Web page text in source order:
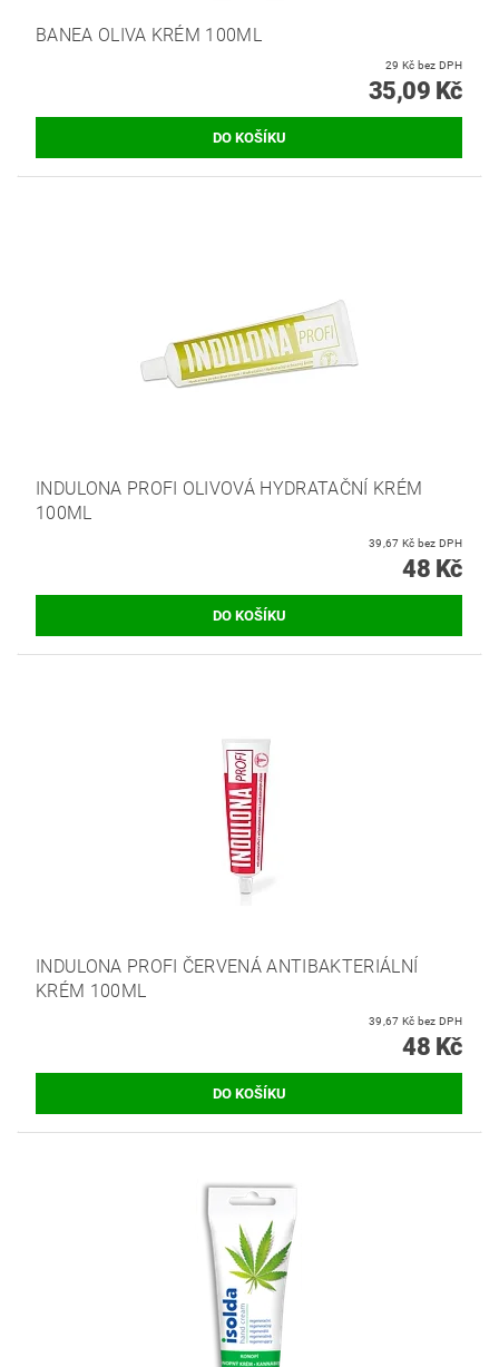
BANEA OLIVA KRÉM 100ML
29 Kč bez DPH
35,09 Kč
INDULONA PROFI OLIVOVÁ HYDRATAČNÍ KRÉM
100ML
39,67 Kč bez DPH
48 Kč
INDULONA PROFI ČERVENÁ ANTIBAKTERIÁLNÍ
KRÉM 100ML
39,67 Kč bez DPH
48 Kč